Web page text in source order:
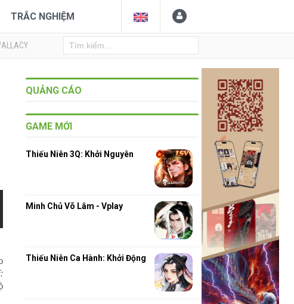
TRẮC NGHIỆM
QUẢNG CÁO
GAME MỚI
Thiếu Niên 3Q: Khởi Nguyên
Minh Chủ Võ Lâm - Vplay
Thiếu Niên Ca Hành: Khởi Động